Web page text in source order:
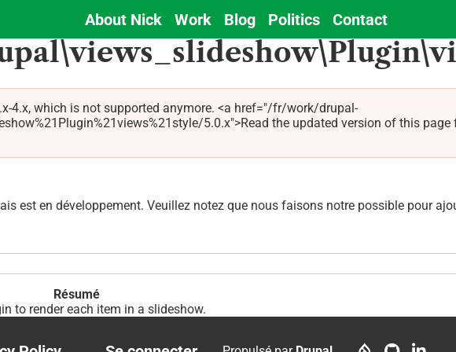
Main
navigation
About Nick Work Blog Politics Contact
4.x, which is not supported anymore. <a href="/fr/work/drupal-
5.0.x">Read the updated version of this
est en développement. Veuillez notez que nous faisons notre possible pour
Résumé
to render each item in a slideshow.